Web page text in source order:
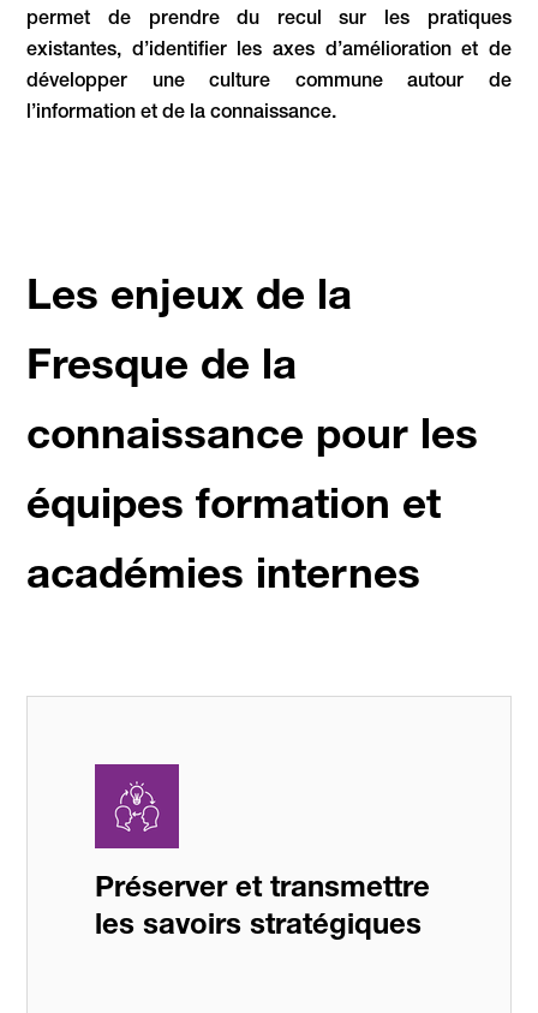
permet de prendre du recul sur les pratiques
existantes, d’identifier les axes d’amélioration et de
développer une culture commune autour de
l’information et de la connaissance.
Les enjeux de la
Fresque de la
connaissance pour les
équipes formation et
académies internes
Préserver et transmettre
les savoirs stratégiques